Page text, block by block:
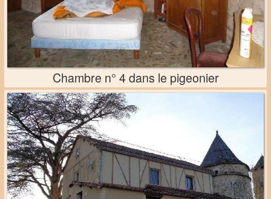
Chambre n° 4 dans le pigeonier